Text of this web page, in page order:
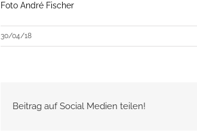
Foto André Fischer
30/04/18
Beitrag auf Social Medien teilen!